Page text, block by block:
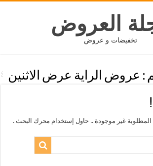
العروض
تخفيضات و عروض
: عروض الراية عرض الاثنين
المطلوبة غير موجودة .. حاول إستخدام محرك البحث .